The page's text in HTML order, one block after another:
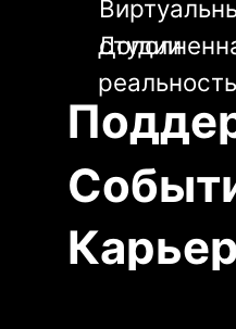
Карьера